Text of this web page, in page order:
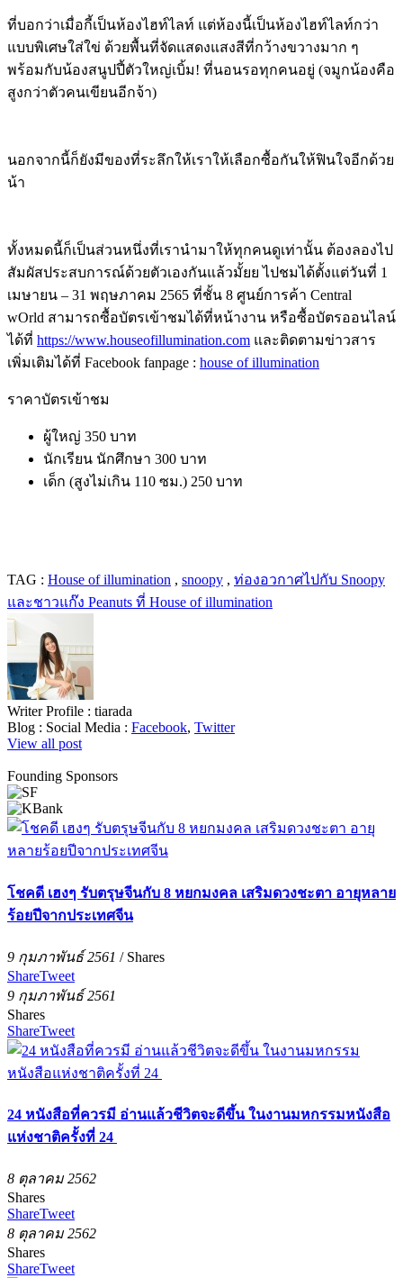
ที่บอกว่าเมื่อกี้เป็นห้องไฮท์ไลท์ แต่ห้องนี้เป็นห้องไฮท์ไลท์กว่า
แบบพิเศษใส่ใข่ ด้วยพื้นที่จัดแสดงแสงสีที่กว้างขวางมาก ๆ
พร้อมกับน้องสนูปปี้ตัวใหญ่เบิ้ม! ที่นอนรอทุกคนอยู่ (จมูกน้องคือ
สูงกว่าตัวคนเขียนอีกจ้า)
นอกจากนี้ก็ยังมีของที่ระลึกให้เราให้เลือกซื้อกันให้ฟินใจอีกด้วย
น้า
ทั้งหมดนี้ก็เป็นส่วนหนึ่งที่เรานำมาให้ทุกคนดูเท่านั้น ต้องลองไป
สัมผัสประสบการณ์ด้วยตัวเองกันแล้วมั้ยย ไปชมได้ตั้งแต่วันที่ 1
เมษายน – 31 พฤษภาคม 2565 ที่ชั้น 8 ศูนย์การค้า Central
wOrld สามารถซื้อบัตรเข้าชมได้ที่หน้างาน หรือซื้อบัตรออนไลน์
ได้ที่ https://www.houseofillumination.com และติดตามข่าวสาร
เพิ่มเติมได้ที่ Facebook fanpage : house of illumination
ราคาบัตรเข้าชม
ผู้ใหญ่ 350 บาท
นักเรียน นักศึกษา 300 บาท
เด็ก (สูงไม่เกิน 110 ซม.) 250 บาท
TAG : House of illumination , snoopy , ท่องอวกาศไปกับ Snoopy
และชาวแก๊ง Peanuts ที่ House of illumination
Writer Profile : tiarada
Blog : Social Media : Facebook, Twitter
View all post
Founding Sponsors
โชคดี เฮงๆ รับตรุษจีนกับ 8 หยกมงคล เสริมดวงชะตา อายุหลาย
ร้อยปีจากประเทศจีน
9 กุมภาพันธ์ 2561 / Shares
ShareTweet
9 กุมภาพันธ์ 2561
Shares
ShareTweet
24 หนังสือที่ควรมี อ่านแล้วชีวิตจะดีขึ้น ในงานมหกรรมหนังสือ
แห่งชาติครั้งที่ 24
8 ตุลาคม 2562
Shares
ShareTweet
8 ตุลาคม 2562
Shares
ShareTweet